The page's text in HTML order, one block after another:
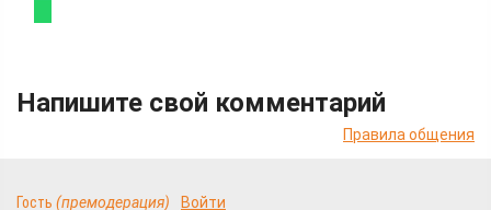
Напишите свой комментарий
Правила общения
Гость (премодерация) Войти